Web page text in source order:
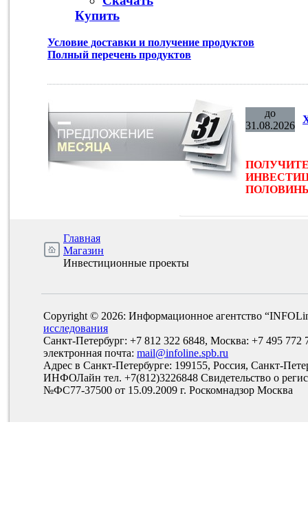
Купить
Условие доставки и получение продуктов
Полный перечень продуктов
до
31.08.2026
ПОЛОВИНЫ
Главная
Магазин
Инвестиционные проекты
Copyright © 2026: Информационное агентство
исследования
Санкт-Петербург: +7 812 322 6848, Москва: +7 495 772
электронная почта: mail@infoline.spb.ru
Адрес в Санкт-Петербурге: 199155, Россия, Санкт-
ИНФОЛайн тел. +7(812)3226848 Свидетельство о
№ФС77-37500 от 15.09.2009 г. Роскомнадзор Москва